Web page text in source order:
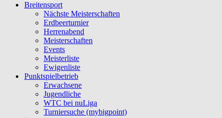
Breitensport
Nächste Meisterschaften
Erdbeerturnier
Herrenabend
Meisterschaften
Events
Meisterliste
Ewigenliste
Punktspielbetrieb
Erwachsene
Jugendliche
WTC bei nuLiga
Turniersuche (mybigpoint)